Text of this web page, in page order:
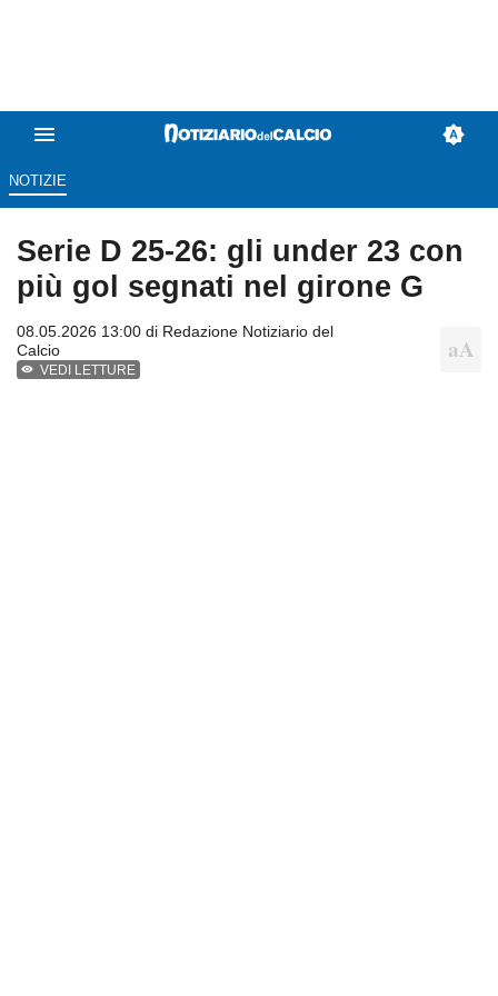
NOTIZIE
Serie D 25-26: gli under 23 con
più gol segnati nel girone G
08.05.2026 13:00 di Redazione Notiziario del
Calcio
VEDI LETTURE